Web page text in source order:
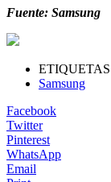
Fuente: Samsung
ETIQUETAS
Samsung
Facebook
Twitter
Pinterest
WhatsApp
Email